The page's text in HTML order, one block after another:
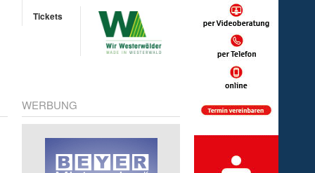
Tickets
WERBUNG